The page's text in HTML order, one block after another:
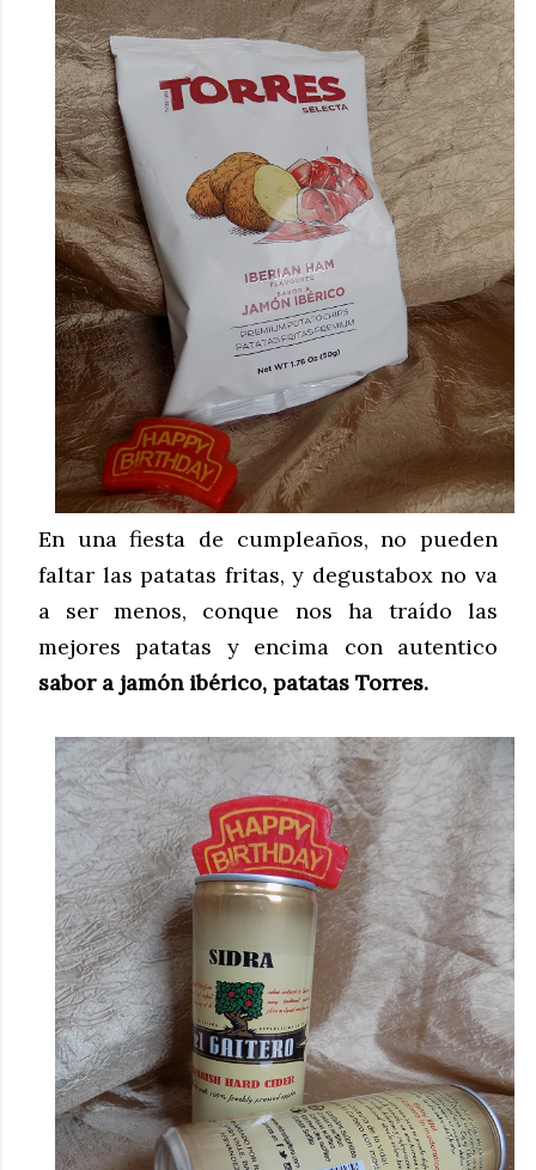
En una fiesta de cumpleaños, no pueden
faltar las patatas fritas, y degustabox no va
a ser menos, conque nos ha traído las
mejores patatas y encima con autentico
sabor a jamón ibérico, patatas Torres.